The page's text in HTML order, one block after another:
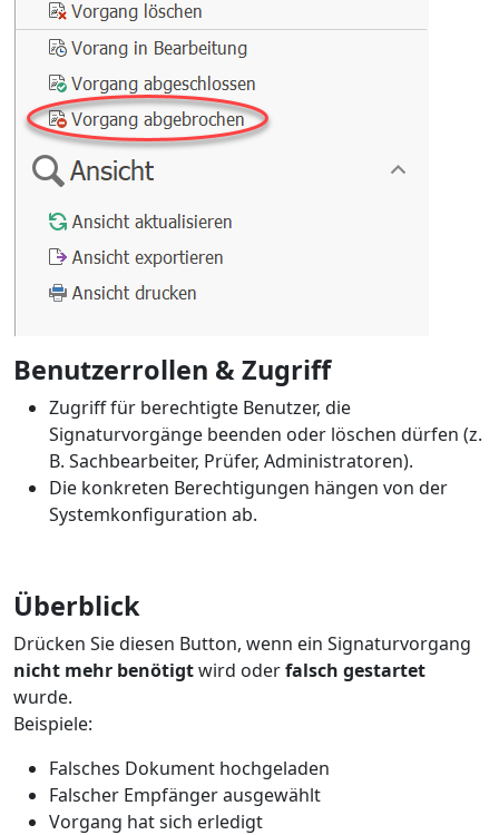
Benutzerrollen & Zugriff
Zugriff für berechtigte Benutzer, die
Signaturvorgänge beenden oder löschen dürfen (z.
B. Sachbearbeiter, Prüfer, Administratoren).
Die konkreten Berechtigungen hängen von der
Systemkonfiguration ab.
Überblick
Drücken Sie diesen Button, wenn ein Signaturvorgang
nicht mehr benötigtwird oderfalsch gestartet
wurde.
Beispiele:
Falsches Dokument hochgeladen
Falscher Empfänger ausgewählt
Vorgang hat sich erledigt